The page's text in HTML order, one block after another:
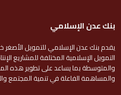
بنك عدن الإسلامي
يقدم بنك عدن الإسلامي للتمويل
التمويل الإسلامية المختلفة للمشاريع
والمتوسطة بما يساعد على تطوير هذه
والمساهمة الفاعلة في تنمية المجتمع